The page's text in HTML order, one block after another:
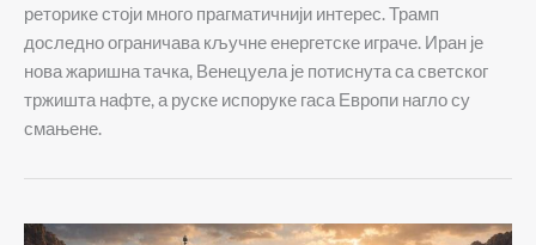
реторике стоји много прагматичнији интерес. Трамп
доследно ограничава кључне енергетске играче. Иран је
нова жаришна тачка, Венецуела је потиснута са светског
тржишта нафте, а руске испоруке гаса Европи нагло су
смањене.